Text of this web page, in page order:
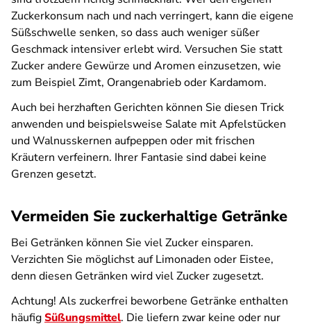
Zuckerkonsum nach und nach verringert, kann die eigene
Süßschwelle senken, so dass auch weniger süßer
Geschmack intensiver erlebt wird. Versuchen Sie statt
Zucker andere Gewürze und Aromen einzusetzen, wie
zum Beispiel Zimt, Orangenabrieb oder Kardamom.
Auch bei herzhaften Gerichten können Sie diesen Trick
anwenden und beispielsweise Salate mit Apfelstücken
und Walnusskernen aufpeppen oder mit frischen
Kräutern verfeinern. Ihrer Fantasie sind dabei keine
Grenzen gesetzt.
Vermeiden Sie zuckerhaltige Getränke
Bei Getränken können Sie viel Zucker einsparen.
Verzichten Sie möglichst auf Limonaden oder Eistee,
denn diesen Getränken wird viel Zucker zugesetzt.
Achtung! Als zuckerfrei beworbene Getränke enthalten
häufigSüßungsmittel. Die liefern zwar keine oder nur